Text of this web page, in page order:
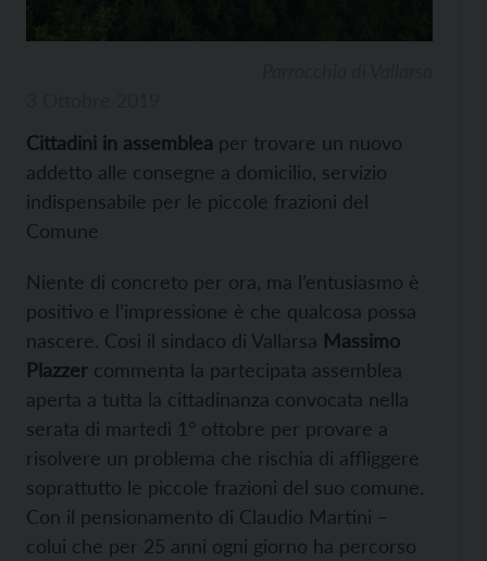
Cittadini in assemblea per trovare un nuovo
addetto alle consegne a domicilio, servizio
indispensabile per le piccole frazioni del
Comune
Niente di concreto per ora, ma l’entusiasmo è
positivo e l’impressione è che qualcosa possa
nascere. Così il sindaco di Vallarsa Massimo
Plazzer commenta la partecipata assemblea
aperta a tutta la cittadinanza convocata nella
serata di martedì 1° ottobre per provare a
risolvere un problema che rischia di affliggere
soprattutto le piccole frazioni del suo comune.
Con il pensionamento di Claudio Martini –
colui che per 25 anni ogni giorno ha percorso